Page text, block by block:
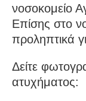
νοσοκομείο
Επίσης στο
προληπτικά
Δείτε
ατυχήματος: